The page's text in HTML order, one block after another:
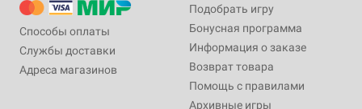
Способы оплаты
Службы доставки
Адреса магазинов
Подобрать игру
Бонусная программа
Информация о заказе
Возврат товара
Помощь с правилами
Архивные игры